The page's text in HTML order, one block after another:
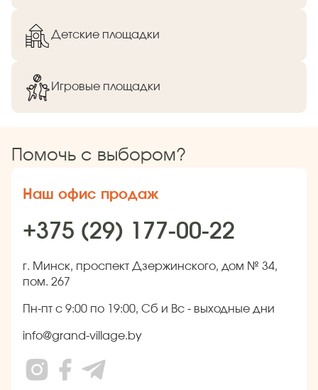
Детские площадки
Игровые площадки
Помочь с выбором?
Наш офис продаж
+375 (29) 177-00-22
г. Минск, проспект Дзержинского, дом № 34,
пом. 267
Пн-пт с 9:00 по 19:00, Сб и Вс - выходные дни
info@grand-village.by